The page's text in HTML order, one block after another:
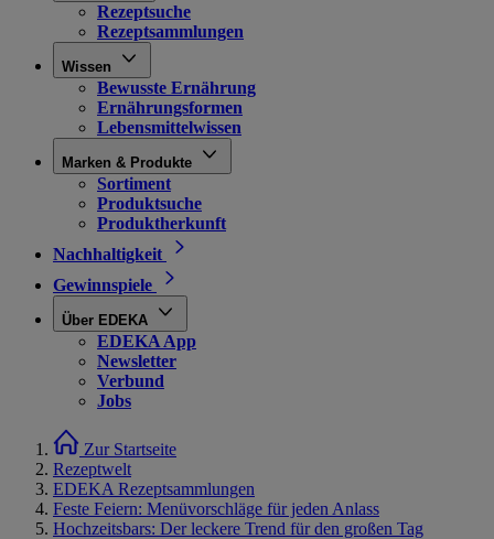
Rezeptsuche
Rezeptsammlungen
Wissen
Bewusste Ernährung
Ernährungsformen
Lebensmittelwissen
Marken & Produkte
Sortiment
Produktsuche
Produktherkunft
Nachhaltigkeit
Gewinnspiele
Über EDEKA
EDEKA App
Newsletter
Verbund
Jobs
Zur Startseite
Rezeptwelt
EDEKA Rezeptsammlungen
Feste Feiern: Menüvorschläge für jeden Anlass
Hochzeitsbars: Der leckere Trend für den großen Tag